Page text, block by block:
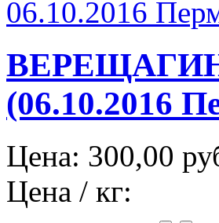
(06.10.2016
Цена: 300,00
Цена / кг: